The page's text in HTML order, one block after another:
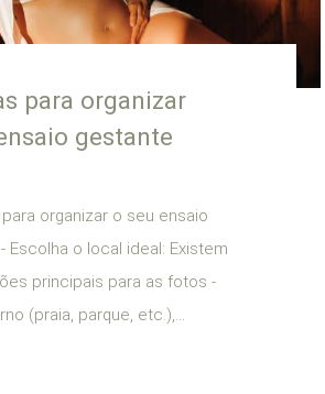
para organizar
gestante
organizar o seu ensaio
Escolha o local ideal: Existem
principais para as fotos -
(praia, parque, etc.),...